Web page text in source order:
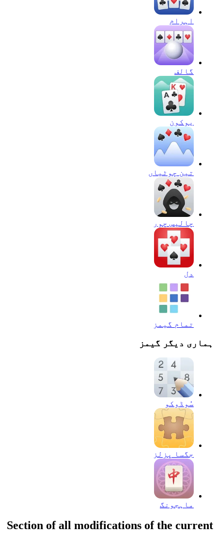
اہرام
گالف
يوكون
تین چوٹیاں
چالیس چور
دل
تمام گیمز
ہماری دیگر گیمز
سُوڈوکو
جگسا پزلز
ماہجونگ
Section of all modifications of the current